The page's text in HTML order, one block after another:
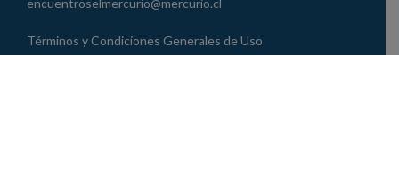
encuentroselmercurio@mercurio.cl
Términos y Condiciones Generales de Uso
Política de Privacidad